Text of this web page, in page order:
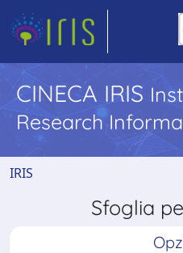
CINECA IRIS
Research
IRIS
Sfoglia